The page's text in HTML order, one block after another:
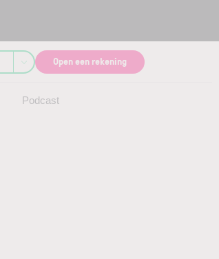
Podcast
Open een rekening